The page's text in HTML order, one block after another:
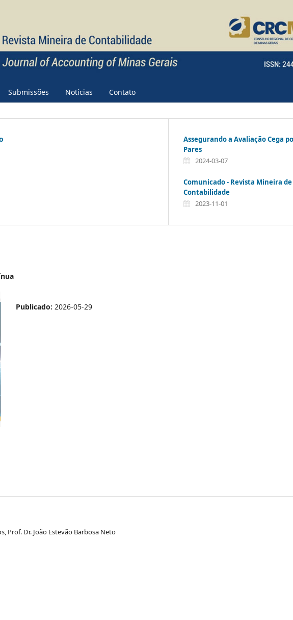
Submissões Notícias Contato
Assegurando a Avaliação Cega
Pares
2024-03-07
Comunicado - Revista Mineira de
Contabilidade
2023-11-01
Publicado: 2026-05-29
Prof. Dr. João Estevão Barbosa Neto